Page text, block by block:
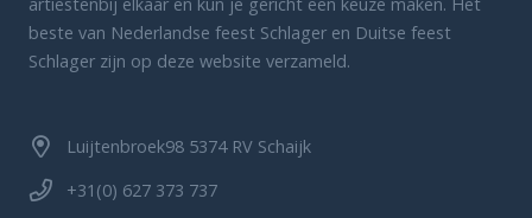
beste van Nederlandse feest Schlager en Duitse feest
Schlager zijn op deze website verzameld.
Luijtenbroek98 5374 RV Schaijk
+31(0) 627 373 737